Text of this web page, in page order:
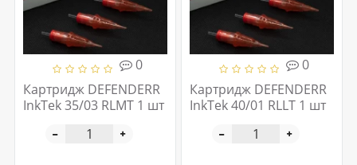
0
Картридж DEFENDERR
InkTek 35/03 RLMT 1 шт
0
Картридж DEFENDERR
InkTek 40/01 RLLT 1 шт